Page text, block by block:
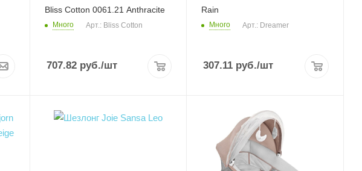
Bliss Cotton 0061.21 Anthracite
Много Арт.: Bliss Cotton
707.82руб./шт
Rain
Много Арт.: Dreamer
307.11 руб./шт